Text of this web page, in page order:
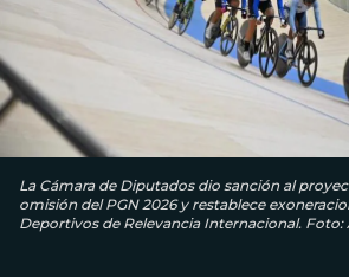
La Cámara de Diputados dio sanción al
omisión del PGN 2026 y restablece
Deportivos de Relevancia Internacional. Foto: